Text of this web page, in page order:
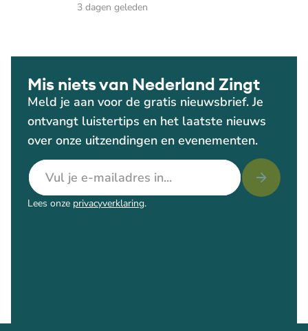
3 dagen geleden
Mis niets van Nederland Zingt
Meld je aan voor de gratis nieuwsbrief. Je
ontvangt luistertips en het laatste nieuws
over onze uitzendingen en evenementen.
E-mailadres
Lees onze privacyverklaring.